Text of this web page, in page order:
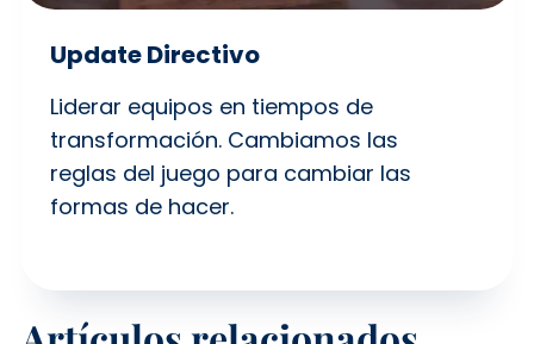
Update Directivo
Liderar equipos en tiempos de
transformación. Cambiamos las
reglas del juego para cambiar las
formas de hacer.